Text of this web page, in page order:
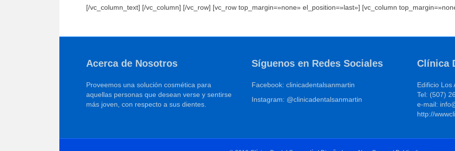
[/vc_column_text] [/vc_column] [/vc_row] [vc_row top_margin=»none» el_position=»last»] [vc_column
Acerca de Nosotros
Proveemos una solución cosmética para
aquellas personas que desean verse y sentirse
más joven, con respecto a sus dientes.
Síguenos en Redes Sociales
Facebook: clinicadentalsanmartin
Instagram: @clinicadentalsanmartin
Clínica
Edificio Los
Tel: (507)
e-mail:
http://